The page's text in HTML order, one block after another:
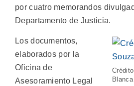
por cuatro memorandos
Departamento de Justicia.
Blanca
Los documentos,
elaborados por la
Oficina de
Asesoramiento Legal